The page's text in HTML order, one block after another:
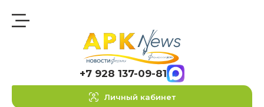
+7 928 137-09-81
Личный кабинет